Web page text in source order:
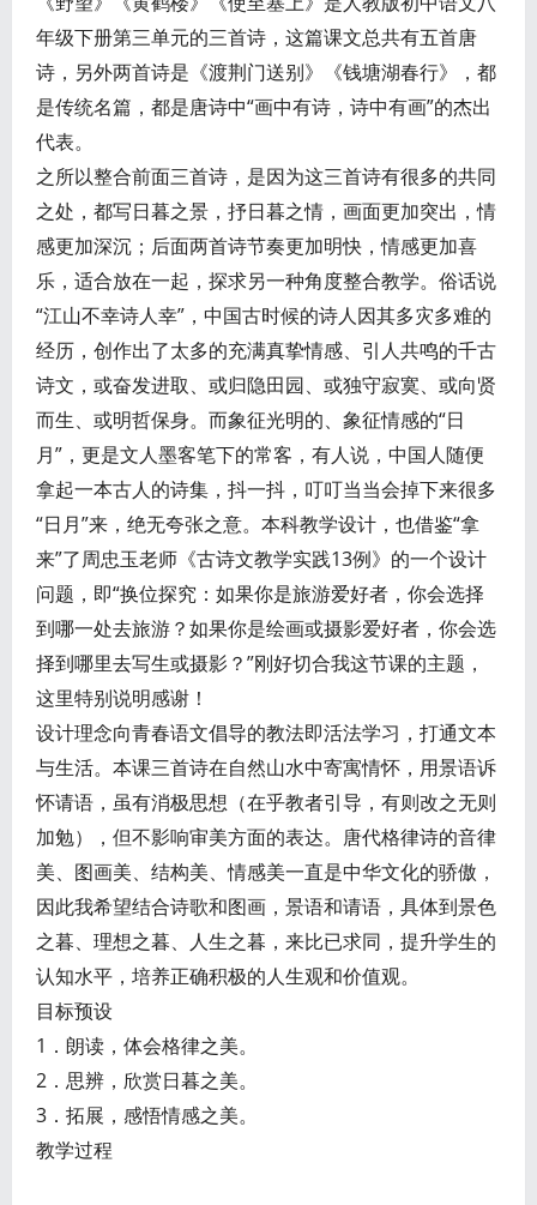
年级下册第三单元的三首诗，这篇课文总共有五首唐
诗，另外两首诗是《渡荆门送别》《钱塘湖春行》，都
是传统名篇，都是唐诗中“画中有诗，诗中有画”的杰出
代表。
之所以整合前面三首诗，是因为这三首诗有很多的共同
之处，都写日暮之景，抒日暮之情，画面更加突出，情
感更加深沉；后面两首诗节奏更加明快，情感更加喜
乐，适合放在一起，探求另一种角度整合教学。俗话说
“江山不幸诗人幸”，中国古时候的诗人因其多灾多难的
经历，创作出了太多的充满真挚情感、引人共鸣的千古
诗文，或奋发进取、或归隐田园、或独守寂寞、或向贤
而生、或明哲保身。而象征光明的、象征情感的“日
月”，更是文人墨客笔下的常客，有人说，中国人随便
拿起一本古人的诗集，抖一抖，叮叮当当会掉下来很多
“日月”来，绝无夸张之意。本科教学设计，也借鉴“拿
来”了周忠玉老师《古诗文教学实践13例》的一个设计
问题，即“换位探究：如果你是旅游爱好者，你会选择
到哪一处去旅游？如果你是绘画或摄影爱好者，你会选
择到哪里去写生或摄影？”刚好切合我这节课的主题，
这里特别说明感谢！
设计理念向青春语文倡导的教法即活法学习，打通文本
与生活。本课三首诗在自然山水中寄寓情怀，用景语诉
怀请语，虽有消极思想（在乎教者引导，有则改之无则
加勉），但不影响审美方面的表达。唐代格律诗的音律
美、图画美、结构美、情感美一直是中华文化的骄傲，
因此我希望结合诗歌和图画，景语和请语，具体到景色
之暮、理想之暮、人生之暮，来比已求同，提升学生的
认知水平，培养正确积极的人生观和价值观。
目标预设
1．朗读，体会格律之美。
2．思辨，欣赏日暮之美。
3．拓展，感悟情感之美。
教学过程